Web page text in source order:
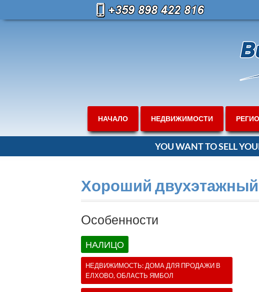
НАЧАЛО НЕДВИЖИМОСТИ
YOU WANT TO SELL
Хороший
Oсобенности
НАЛИЦО
НЕДВИЖИМОСТЬ: ДОМА ДЛЯ ПРОДАЖИ В
ЕЛХОВО, ОБЛАСТЬ ЯМБОЛ